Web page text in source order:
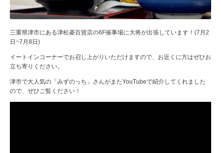
三重県津市にある津松菱百貨店の6F催事場に大将が出張しています！(7月2
日~7月8日)
イートインコーナーでお召し上がりいただけますので、お近くに方はぜひお
立ち寄りください。
津市で大人気の「みずのっち」さんがまたYouTubeで紹介してくれました
ので、ぜひご覧ください！